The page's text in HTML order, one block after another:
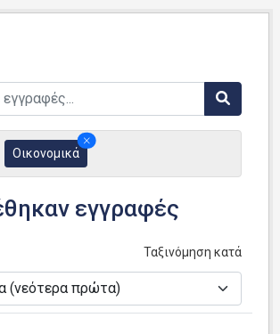
Οικονομικά
εγγραφές
Ταξινόμηση κατά